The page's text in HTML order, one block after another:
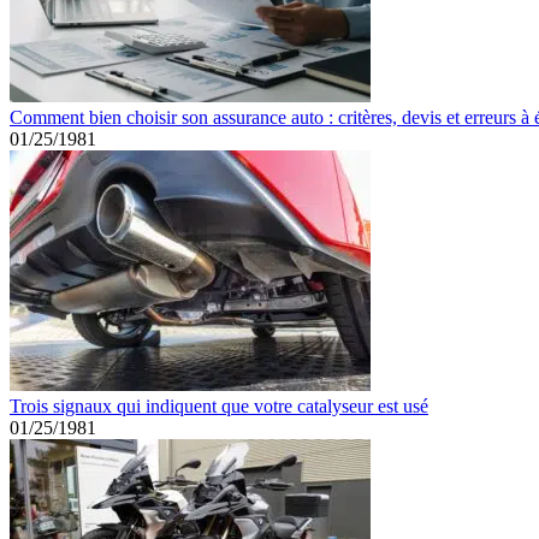
Comment bien choisir son assurance auto : critères, devis et erreurs à
01/25/1981
Trois signaux qui indiquent que votre catalyseur est usé
01/25/1981